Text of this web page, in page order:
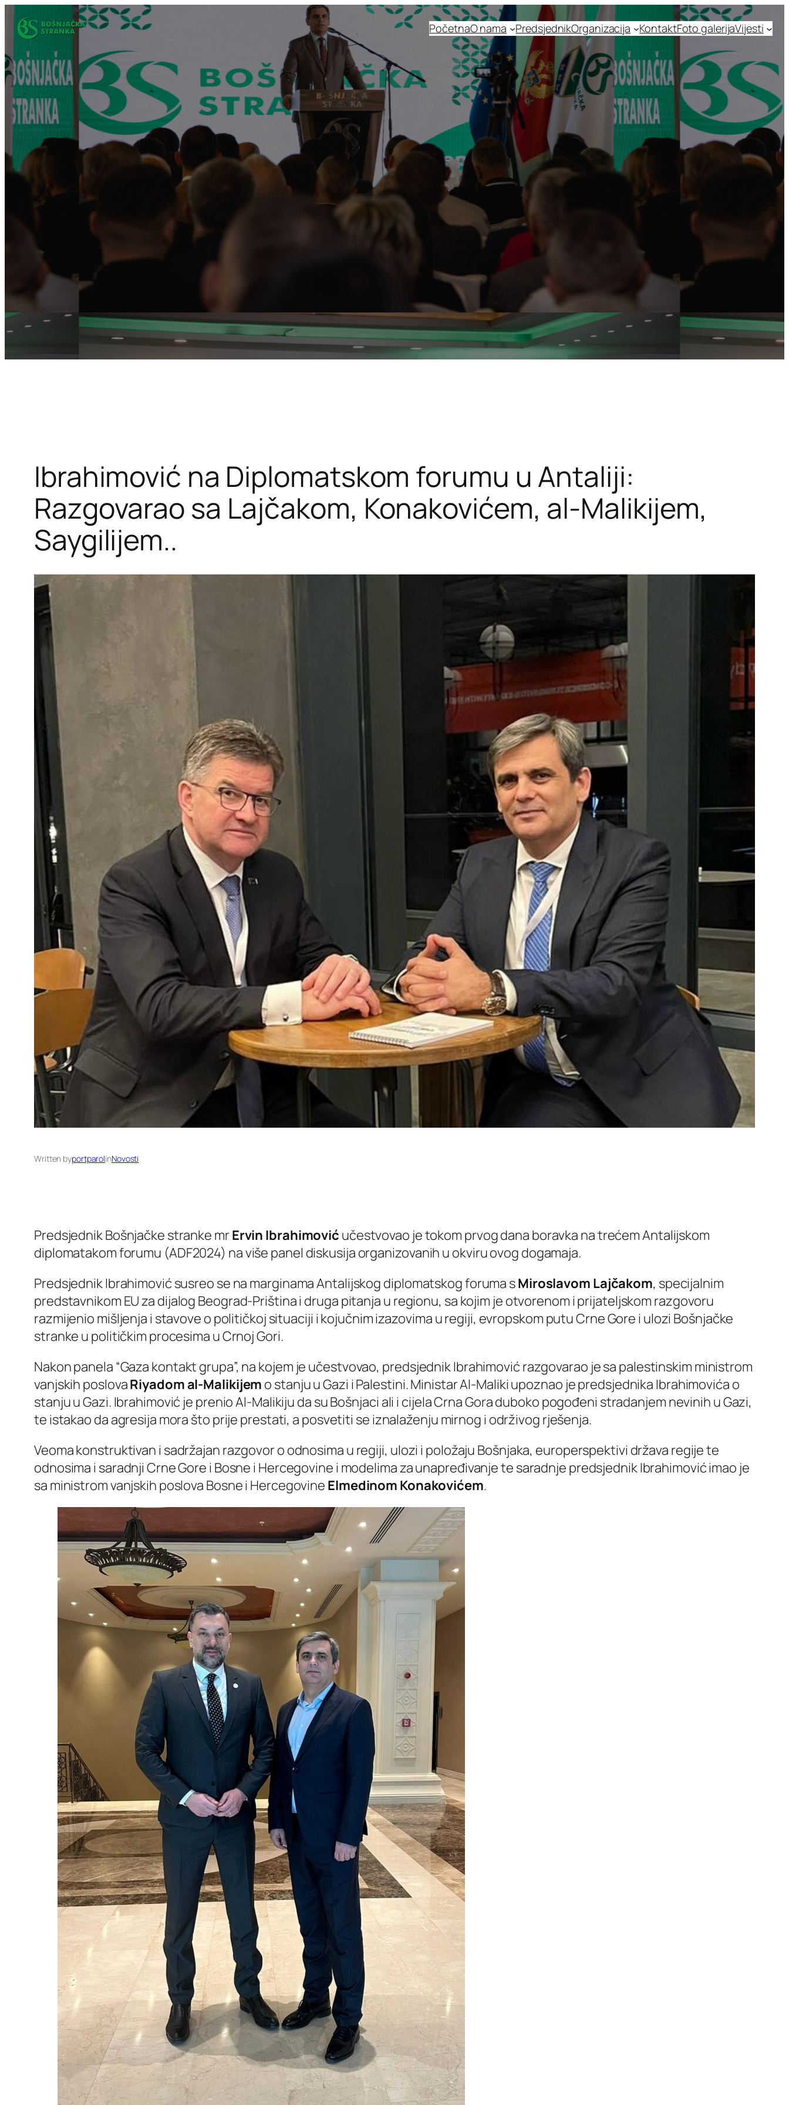
Idi
na
sadržaj
PočetnaO nama PredsjednikOrganizacija KontaktFoto galerijaVijesti
Ibrahimović na Diplomatskom forumu u Antaliji:
Razgovarao sa Lajčakom, Konakovićem, al-Malikijem,
Saygilijem..
Written byportparolinNovosti
Predsjednik Bošnjačke stranke mr Ervin Ibrahimović učestvovao je tokom prvog dana boravka na trećem Antalijskom
diplomatakom forumu (ADF2024) na više panel diskusija organizovanih u okviru ovog dogamaja.
Predsjednik Ibrahimović susreo se na marginama Antalijskog diplomatskog foruma sMiroslavom Lajčakom, specijalnim
predstavnikom EU za dijalog Beograd-Priština i druga pitanja u regionu, sa kojim je otvorenom i prijateljskom razgovoru
razmijenio mišljenja i stavove o političkoj situaciji i kojučnim izazovima u regiji, evropskom putu Crne Gore i ulozi Bošnjačke
stranke u političkim procesima u Crnoj Gori.
Nakon panela “Gaza kontakt grupa”, na kojem je učestvovao, predsjednik Ibrahimović razgovarao je sa palestinskim ministrom
vanjskih poslovaRiyadom al-Malikijem o stanju u Gazi i Palestini. Ministar Al-Maliki upoznao je predsjednika Ibrahimovića o
stanju u Gazi. Ibrahimović je prenio Al-Malikiju da su Bošnjaci ali i cijela Crna Gora duboko pogođeni stradanjem nevinih u Gazi,
te istakao da agresija mora što prije prestati, a posvetiti se iznalaženju mirnog i održivog rješenja.
Veoma konstruktivan i sadržajan razgovor o odnosima u regiji, ulozi i položaju Bošnjaka, europerspektivi država regije te
odnosima i saradnji Crne Gore i Bosne i Hercegovine i modelima za unapređivanje te saradnje predsjednik Ibrahimović imao je
sa ministrom vanjskih poslova Bosne i Hercegovine Elmedinom Konakovićem.